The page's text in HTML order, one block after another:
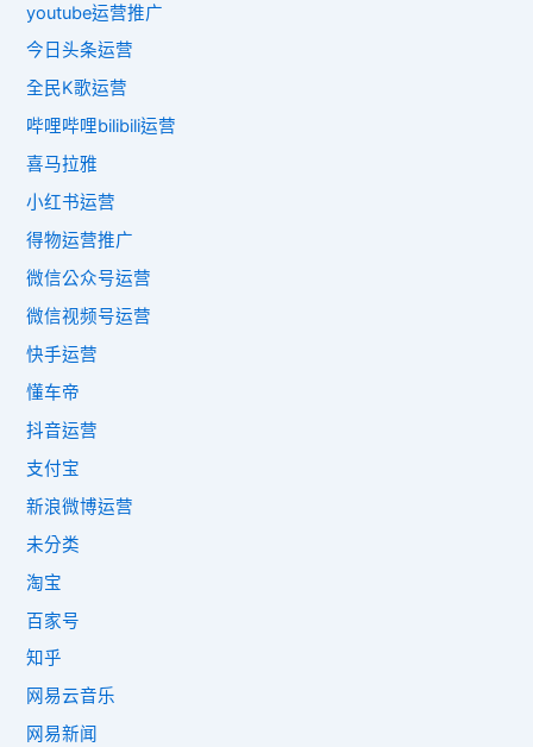
youtube运营推广
今日头条运营
全民K歌运营
哔哩哔哩bilibili运营
喜马拉雅
小红书运营
得物运营推广
微信公众号运营
微信视频号运营
快手运营
懂车帝
抖音运营
支付宝
新浪微博运营
未分类
淘宝
百家号
知乎
网易云音乐
网易新闻